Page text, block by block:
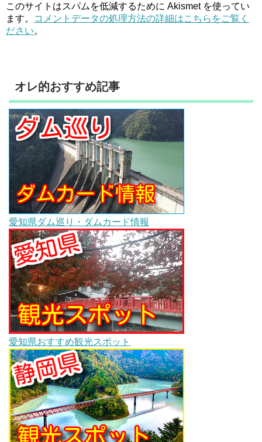
このサイトはスパムを低減するために Akismet を使ってい
ます。
コメントデータの処理方法の詳細はこちらをご覧く
ださい。
オレ的おすすめ記事
愛知県ダム巡り・ダムカード情報
愛知県おすすめ観光スポット